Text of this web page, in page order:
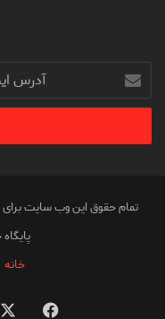
آدرس
ایمیل
خود
وارد
تمام حقوق این وب سایت
خانه
فیس